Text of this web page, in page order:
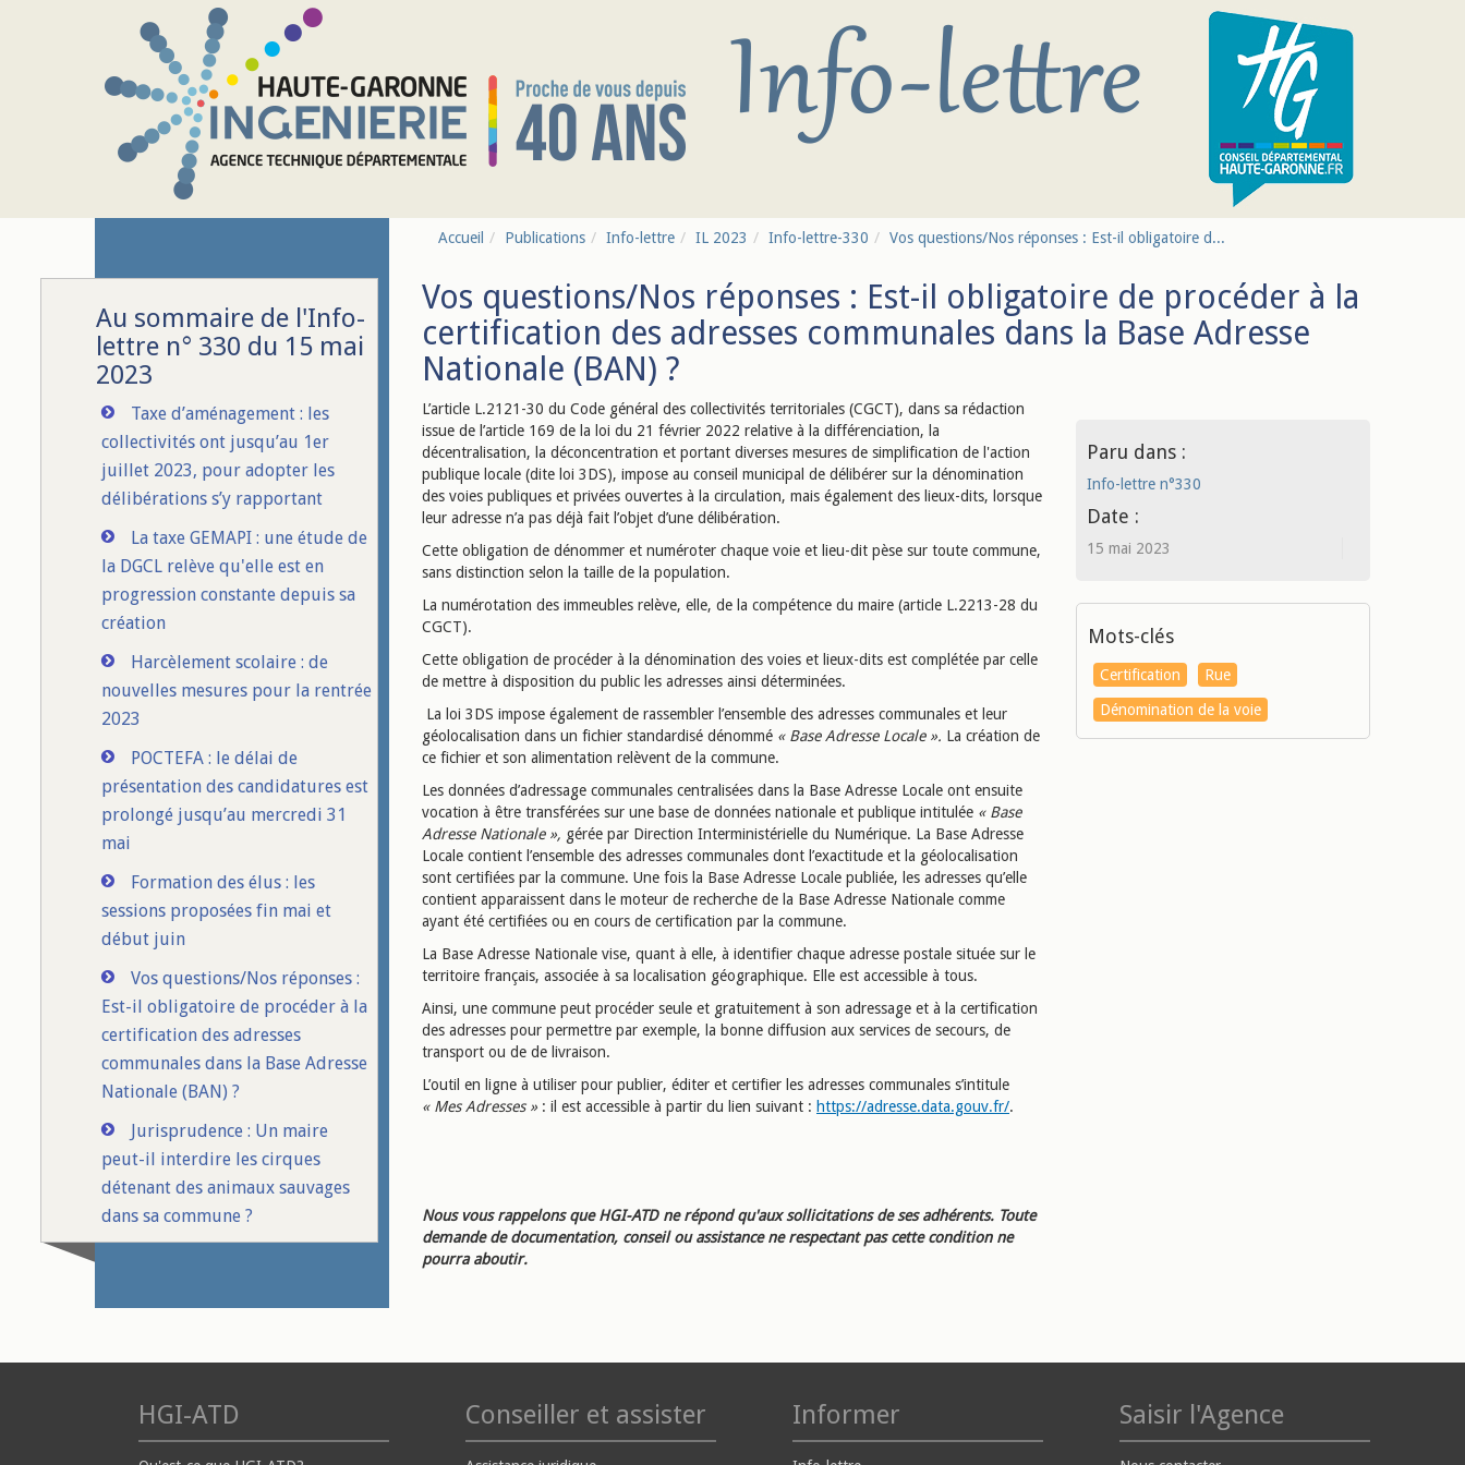
Au sommaire de l'Info-
lettre n° 330 du 15 mai
2023
Taxe d’aménagement : les
collectivités ont jusqu’au 1er
juillet 2023, pour adopter les
délibérations s’y rapportant
La taxe GEMAPI : une étude de
la DGCL relève qu'elle est en
progression constante depuis sa
création
Harcèlement scolaire : de
nouvelles mesures pour la rentrée
2023
POCTEFA : le délai de
présentation des candidatures est
prolongé jusqu’au mercredi 31
mai
Formation des élus : les
sessions proposées fin mai et
début juin
Vos questions/Nos réponses :
Est-il obligatoire de procéder à la
certification des adresses
communales dans la Base Adresse
Nationale (BAN) ?
Jurisprudence : Un maire
peut-il interdire les cirques
détenant des animaux sauvages
dans sa commune ?
Accueil Publications Info-lettre IL 2023 Info-lettre-330 Vos questions/Nos réponses : Est-il obligatoire d...
Vos questions/Nos réponses : Est-il obligatoire de procéder à la
certification des adresses communales dans la Base Adresse
Nationale (BAN) ?
L’article L.2121-30 du Code général des collectivités territoriales (CGCT), dans sa rédaction
issue de l’article 169 de la loi du 21 février 2022 relative à la différenciation, la
décentralisation, la déconcentration et portant diverses mesures de simplification de l'action
publique locale (dite loi 3DS), impose au conseil municipal de délibérer sur la dénomination
des voies publiques et privées ouvertes à la circulation, mais également des lieux-dits, lorsque
leur adresse n’a pas déjà fait l’objet d’une délibération.
Cette obligation de dénommer et numéroter chaque voie et lieu-dit pèse sur toute commune,
sans distinction selon la taille de la population.
La numérotation des immeubles relève, elle, de la compétence du maire (article L.2213-28 du
CGCT).
Cette obligation de procéder à la dénomination des voies et lieux-dits est complétée par celle
de mettre à disposition du public les adresses ainsi déterminées.
La loi 3DS impose également de rassembler l’ensemble des adresses communales et leur
géolocalisation dans un fichier standardisé dénommé « Base Adresse Locale ». La création de
ce fichier et son alimentation relèvent de la commune.
Les données d’adressage communales centralisées dans la Base Adresse Locale ont ensuite
vocation à être transférées sur une base de données nationale et publique intitulée « Base
Adresse Nationale », gérée par Direction Interministérielle du Numérique. La Base Adresse
Locale contient l’ensemble des adresses communales dont l’exactitude et la géolocalisation
sont certifiées par la commune. Une fois la Base Adresse Locale publiée, les adresses qu’elle
contient apparaissent dans le moteur de recherche de la Base Adresse Nationale comme
ayant été certifiées ou en cours de certification par la commune.
La Base Adresse Nationale vise, quant à elle, à identifier chaque adresse postale située sur le
territoire français, associée à sa localisation géographique. Elle est accessible à tous.
Ainsi, une commune peut procéder seule et gratuitement à son adressage et à la certification
des adresses pour permettre par exemple, la bonne diffusion aux services de secours, de
transport ou de de livraison.
L’outil en ligne à utiliser pour publier, éditer et certifier les adresses communales s’intitule
« Mes Adresses » : il est accessible à partir du lien suivant : https://adresse.data.gouv.fr/.
Nous vous rappelons que HGI-ATD ne répond qu'aux sollicitations de ses adhérents. Toute
demande de documentation, conseil ou assistance ne respectant pas cette condition ne
pourra aboutir.
Paru dans :
Info-lettre n°330
Date :
15 mai 2023
Mots-clés
Certification
Rue
Dénomination de la voie
HGI-ATD Conseiller et assister Informer Saisir l'Agence